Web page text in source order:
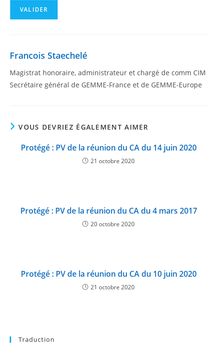
Francois Staechelé
Magistrat honoraire, administrateur et chargé de comm CIM
Secrétaire général de GEMME-France et de GEMME-Europe
VOUS DEVRIEZ ÉGALEMENT AIMER
Protégé : PV de la réunion du CA du 14 juin 2020
21 octobre 2020
Protégé : PV de la réunion du CA du 4 mars 2017
20 octobre 2020
Protégé : PV de la réunion du CA du 10 juin 2020
21 octobre 2020
Traduction